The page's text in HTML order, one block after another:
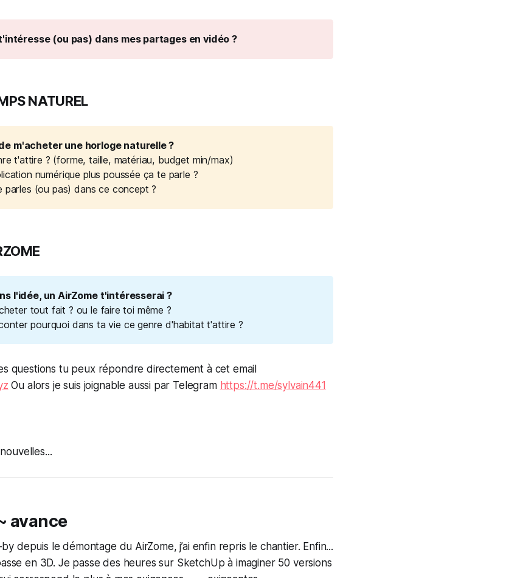
(ou pas) dans mes partages en vidéo ?
NATUREL
m'acheter une horloge naturelle ?
t'attire ? (forme, taille, matériau, budget min/max)
numérique plus poussée ça te parle ?
parles (ou pas) dans ce concept ?
l'idée, un AirZome t'intéresserai ?
tout fait ? ou le faire toi même ?
pourquoi dans ta vie ce genre d'habitat t'attire ?
questions tu peux répondre directement à cet email
Ou alors je suis joignable aussi par Telegram https://t.me/sylvain441
avance
depuis le démontage du AirZome, j’ai enfin repris le chantier. Enfin...
en 3D. Je passe des heures sur SketchUp à imaginer 50 versions